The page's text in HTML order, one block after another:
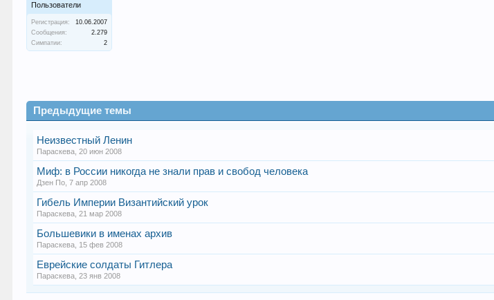
Пользователи
Регистрация:
10.06.2007
Сообщения:
2.279
Симпатии:
2
Предыдущие темы
Неизвестный Ленин
Параскева ,20 июн 2008
Миф: в России никогда не знали прав и свобод человека
Дзен По ,7 апр 2008
Гибель Империи Византийский урок
Параскева ,21 мар 2008
Большевики в именах архив
Параскева 15 фев 2008
Еврейские солдаты Гитлера
Параскева ,23 янв 2008